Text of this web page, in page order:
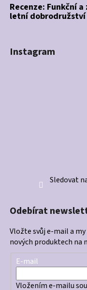
Recenze: Funkční
letní dobrodružství
Instagram
Sledovat
Odebírat
Vložte svůj e-mail a
nových produktech na
E-mail
Vložením e-mailu